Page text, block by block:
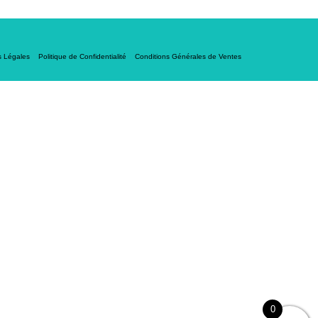
Légales Politique de Confidentialité Conditions Générales de Ventes
0